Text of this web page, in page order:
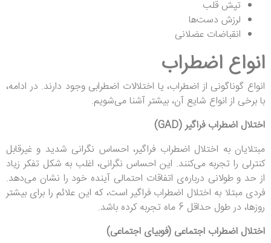
تپش قلب
لرزش دست‌ها
انقباضات عضلانی
انواع اضطراب
انواع گوناگونی از اضطراب، یا اختلالات اضطرابی وجود دارند. در ادامه،
با برخی از انواع شایع آن، بیشتر آشنا می‌شویم.
اختلال اضطراب فراگیر (GAD)
مبتلایان به اختلال اضطراب فراگیر، احساس نگرانی شدید و غیرقابل
کنترلی را تجربه می‌کنند. این احساس نگرانی، اغلب به شکل تفکر زیاد
از حد و طولانی درباره‌ی اتفاقات احتمالی آینده خود را نشان می‌دهد.
فردی مبتلا به اختلال اضطراب فراگیر است، که این علائم را برای بیشتر
روزها، در طول حداقل 6 ماه تجربه کرده باشد.
اختلال اضطراب اجتماعی (فوبیای اجتماعی)